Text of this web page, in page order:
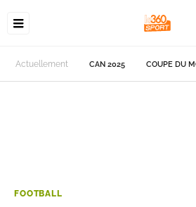
Actuellement CAN 2025 COUPE DU
FOOTBALL